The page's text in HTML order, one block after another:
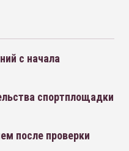
с начала
спортплощадки
после проверки